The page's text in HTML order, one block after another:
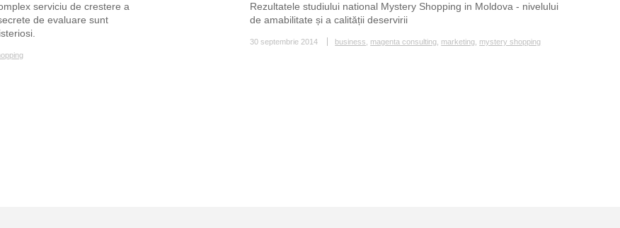
serviciu de crestere a
de evaluare sunt
Rezultatele studiului national Mystery Shopping in Moldova - nivelului
de amabilitate și a calității deservirii
30 septembrie 2014 business magenta consulting marketing mystery shopping